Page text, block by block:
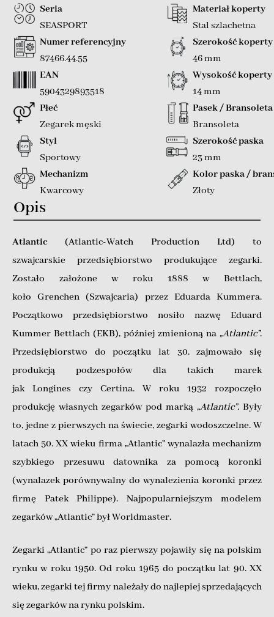
Seria
SEASPORT
Numer referencyjny
87466.44.55
EAN
5904329893518
Płeć
Zegarek męski
Styl
Sportowy
Mechanizm
Kwarcowy
Materiał koperty
Stal szlachetna
Szerokość koperty
46 mm
Wysokość koperty
14 mm
Pasek / Bransoleta
Bransoleta
Szerokość paska
23 mm
Kolor paska /
Złoty
Opis
Atlantic(Atlantic-Watch Production Ltd) to
szwajcarskie przedsiębiorstwo produkujące zegarki.
Zostało założone w roku 1888 w Bettlach,
koło Grenchen (Szwajcaria) przez Eduarda Kummera.
Początkowo przedsiębiorstwo nosiło nazwę Eduard
Kummer Bettlach (EKB), później zmienioną na „Atlantic”.
Przedsiębiorstwo do początku lat 30. zajmowało się
produkcją podzespołów dla takich marek
jak Longines czy Certina. W roku 1932 rozpoczęło
produkcję własnych zegarków pod marką „Atlantic”. Były
to, jedne z pierwszych na świecie, zegarki wodoszczelne. W
latach 50. XX wieku firma „Atlantic” wynalazła mechanizm
szybkiego przesuwu datownika za pomocą koronki
(wynalazek porównywalny do wynalezienia koronki przez
firmę Patek Philippe). Najpopularniejszym modelem
zegarków „Atlantic” był Worldmaster.
Zegarki „Atlantic” po raz pierwszy pojawiły się na polskim
rynku w roku 1950. Od roku 1965 do początku lat 90. XX
wieku, zegarki tej firmy należały do najlepiej sprzedających
się zegarków na rynku polskim.